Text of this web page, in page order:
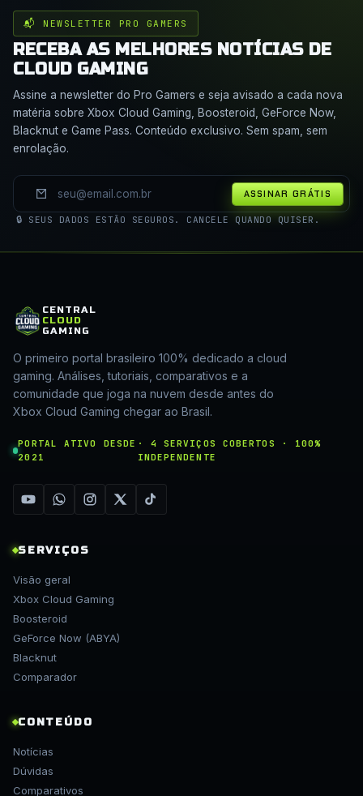
📬 NEWSLETTER PRO GAMERS
RECEBA AS MELHORES NOTÍCIAS DE
CLOUD GAMING
Assine a newsletter do Pro Gamers e seja avisado a cada nova
matéria sobre Xbox Cloud Gaming, Boosteroid, GeForce Now,
Blacknut e Game Pass. Conteúdo exclusivo. Sem spam, sem
enrolação.
ASSINAR GRÁTIS
🔒 SEUS DADOS ESTÃO SEGUROS. CANCELE QUANDO QUISER.
CENTRAL
CLOUD
GAMING
O primeiro portal brasileiro 100% dedicado a cloud
gaming. Análises, tutoriais, comparativos e a
comunidade que joga na nuvem desde antes do
Xbox Cloud Gaming chegar ao Brasil.
PORTAL ATIVO DESDE
2021
· 4 SERVIÇOS COBERTOS · 100%
INDEPENDENTE
SERVIÇOS
Visão geral
Xbox Cloud Gaming
Boosteroid
GeForce Now (ABYA)
Blacknut
Comparador
CONTEÚDO
Notícias
Dúvidas
Comparativos